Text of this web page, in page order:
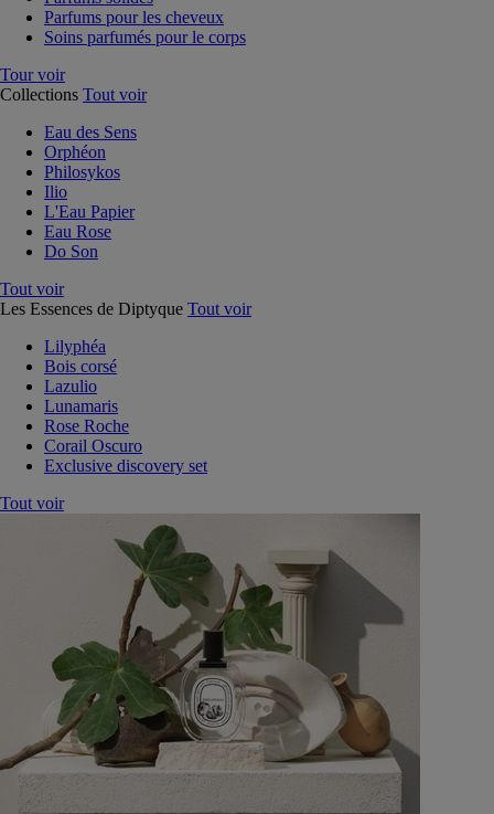
Parfums pour les cheveux
Soins parfumés pour le corps
Tour voir
Collections Tout voir
Eau des Sens
Orphéon
Philosykos
Ilio
L'Eau Papier
Eau Rose
Do Son
Tout voir
Les Essences de Diptyque Tout voir
Lilyphéa
Bois corsé
Lazulio
Lunamaris
Rose Roche
Corail Oscuro
Exclusive discovery set
Tout voir